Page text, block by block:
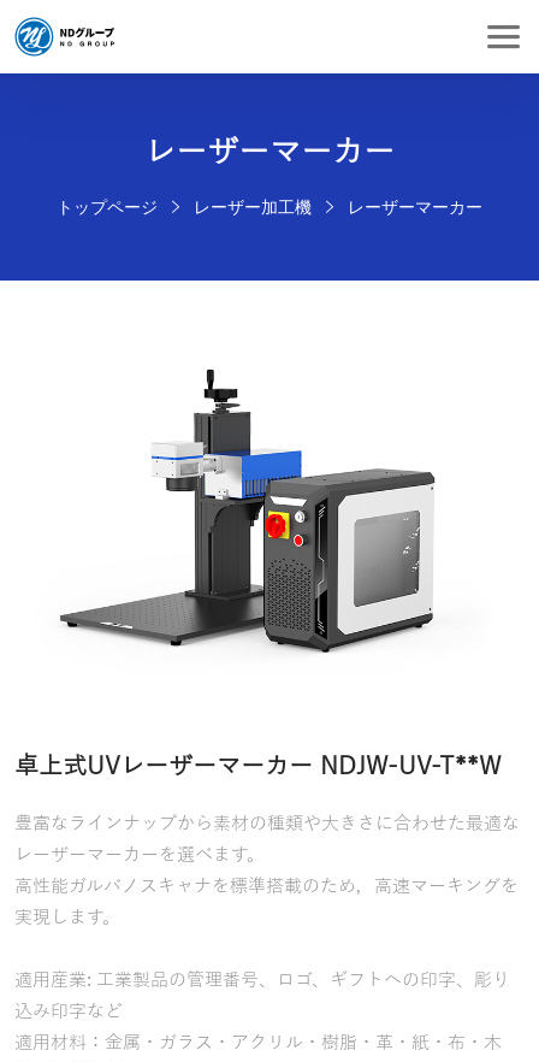
レーザーマーカー
トップページ レーザー加工機 レーザーマーカー
卓上式UVレーザーマーカー NDJW-UV-T**W
豊富なラインナップから素材の種類や大きさに合わせた最適な
レーザーマーカーを選べます。
高性能ガルバノスキャナを標準搭載のため，高速マーキングを
実現します。
適用産業: 工業製品の管理番号、ロゴ、ギフトへの印字、彫り
込み印字など
適用材料：金属・ガラス・アクリル・樹脂・革・紙・布・木